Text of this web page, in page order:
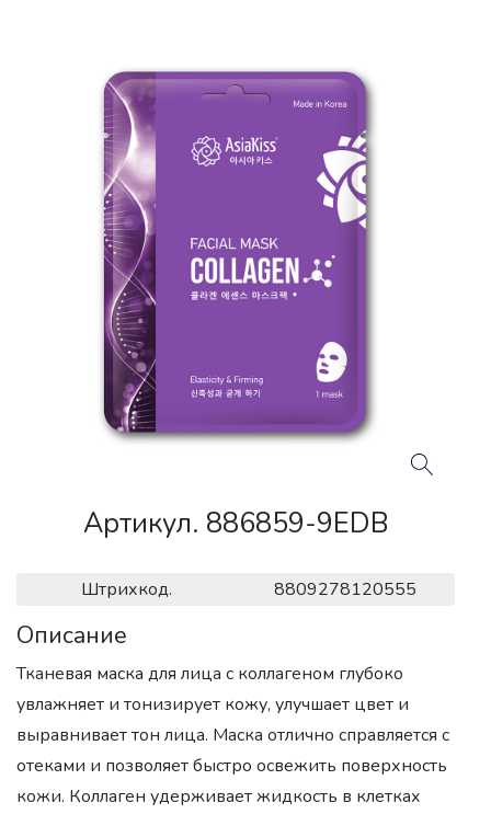
Артикул. 886859-9EDB
Штрихкод. 8809278120555
Описание
Тканевая маска для лица с коллагеном глубоко
увлажняет и тонизирует кожу, улучшает цвет и
выравнивает тон лица. Маска отлично справляется с
отеками и позволяет быстро освежить поверхность
кожи. Коллаген удерживает жидкость в клетках